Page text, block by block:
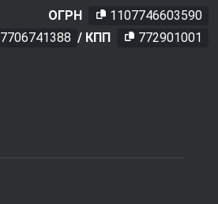
ОГРН
1107746603590
7706741388 / КПП 772901001